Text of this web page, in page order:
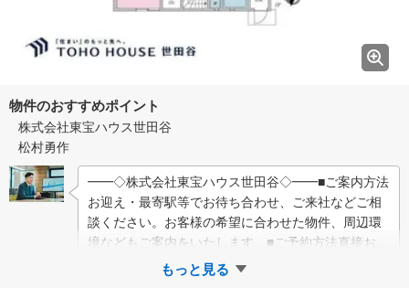
物件のおすすめポイント
株式会社東宝ハウス世田谷
松村勇作
━━◇株式会社東宝ハウス世田谷◇━━■ご案内方法
お迎え・最寄駅等でお待ち合わせ、ご来社などご相
談ください。お客様の希望に合わせた物件、周辺環
境などもご案内をいたします。■ご予約方法直接お電
話ください。メールでのご予約も承ります。突…
もっと見る